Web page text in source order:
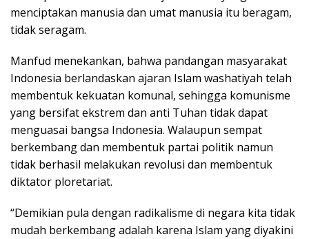
menciptakan manusia dan umat manusia itu beragam,
tidak seragam.
Manfud menekankan, bahwa pandangan masyarakat
Indonesia berlandaskan ajaran Islam washatiyah telah
membentuk kekuatan komunal, sehingga komunisme
yang bersifat ekstrem dan anti Tuhan tidak dapat
menguasai bangsa Indonesia. Walaupun sempat
berkembang dan membentuk partai politik namun
tidak berhasil melakukan revolusi dan membentuk
diktator ploretariat.
“Demikian pula dengan radikalisme di negara kita tidak
mudah berkembang adalah karena Islam yang diyakini